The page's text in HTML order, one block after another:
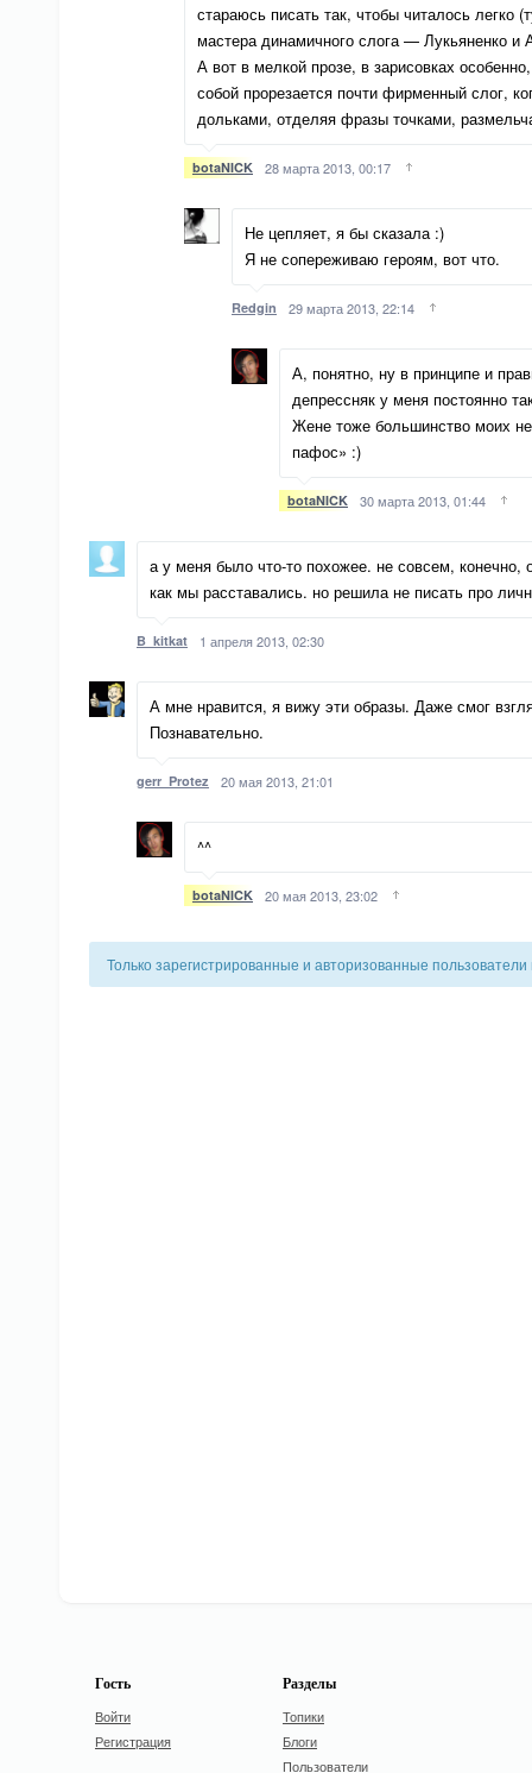
стараюсь писать так, чтобы читалось легко
мастера динамичного слога — Лукьяненко и
А вот в мелкой прозе, в зарисовках
собой прорезается почти фирменный слог,
дольками, отделяя фразы точками,
botaNICK 28 марта 2013, 00:17
Не цепляет, я бы сказала :)
Я не сопереживаю героям, вот что.
Redgin 29 марта 2013, 22:14
А, понятно, ну в принципе и
депрессняк у меня постоянно
Жене тоже большинство моих
пафос» :)
botaNICK 30 марта 2013, 01:44
а у меня было что-то похожее. не совсем, конечно,
как мы расставались. но решила не писать про
B_kitkat 1 апреля 2013, 02:30
А мне нравится, я вижу эти образы. Даже смог
Познавательно.
gerr_Protez 20 мая 2013, 21:01
^^
botaNICK 20 мая 2013, 23:02
Только зарегистрированные и авторизованные
Гость
Войти
Регистрация
Разделы
Топики
Блоги
Пользователи